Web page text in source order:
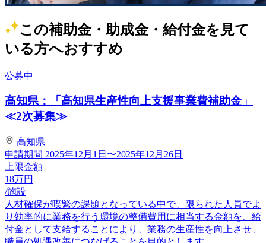
この補助金・助成金・給付金を見て
いる方へおすすめ
公募中
高知県：「高知県生産性向上支援事業費補助金」
≪2次募集≫
高知県
申請期間 2025年12月1日〜2025年12月26日
上限金額
18万円
/施設
人材確保が喫緊の課題となっている中で、限られた人員でよ
り効率的に業務を行う環境の整備費用に相当する金額を、給
付金として支給することにより、業務の生産性を向上させ、